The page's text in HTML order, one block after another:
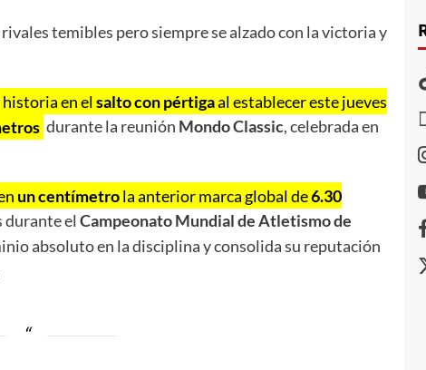
temibles pero siempre se alzado con la victoria y
en elsalto con pértigaal establecer este jueves
durante la reunión Mondo Classic, celebrada en
un centímetrola anterior marca global de6.30
durante el Campeonato Mundial de Atletismo de
absoluto en la disciplina y consolida su reputación